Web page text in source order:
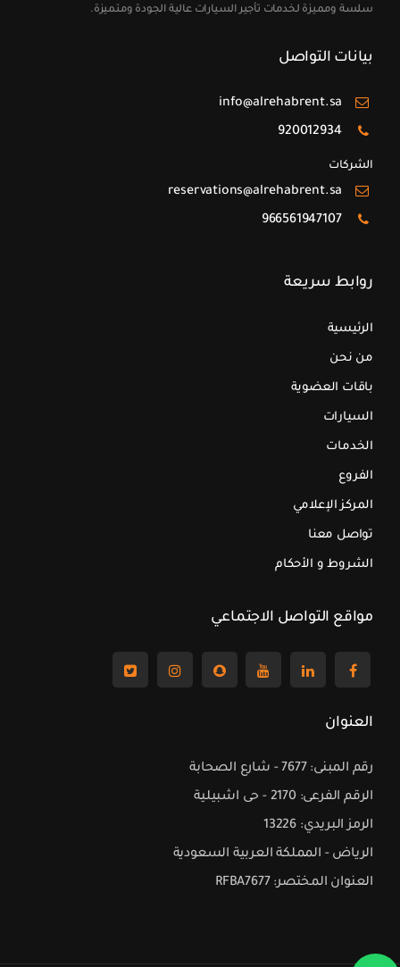
سلسة ومميزة لخدمات تأجير السيارات عالية الجودة ومتميزة.
بيانات التواصل
info@alrehabrent.sa
920012934
الشركات
reservations@alrehabrent.sa
966561947107
روابط سريعة
الرئيسية
من نحن
باقات العضوية
السيارات
الخدمات
الفروع
المركز الإعلامي
تواصل معنا
الشروط و الأحكام
مواقع التواصل الاجتماعي
العنوان
رقم المبنى: 7677 - شارع الصحابة
الرقم الفرعى: 2170 - حى اشبيلية
الرمز البريدي: 13226
الرياض - المملكة العربية السعودية
العنوان المختصر: RFBA7677